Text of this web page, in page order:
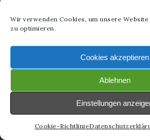
Wir verwenden Cookies, um unsere
zu optimieren.
Cookies akzeptieren
Ablehnen
Einstellungen
Cookie-Richtlinie